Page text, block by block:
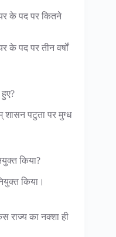
के पद पर कितने
के पद पर तीन वर्षों
शासन पटुता पर मुग्ध
किया?
किया।
राज्य का नक्शा ही